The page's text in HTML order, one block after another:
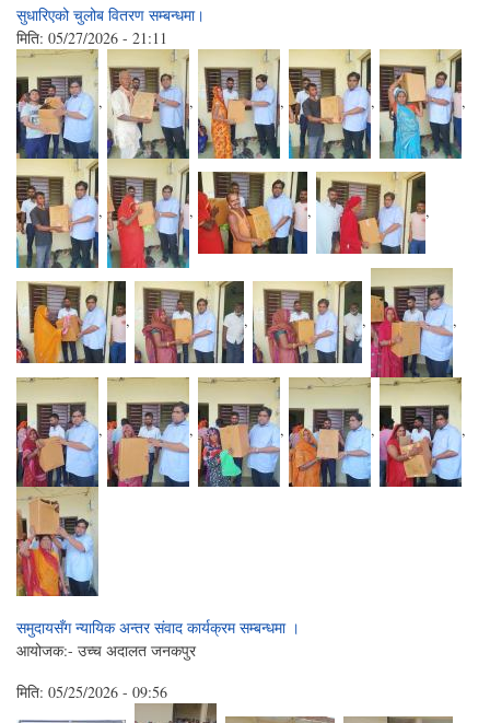
सुधारिएको चुलोब वितरण सम्बन्धमा।
मिति: 05/27/2026 - 21:11
, , , , ,
, , , ,
, , , ,
, , , , ,
समुदायसँग न्यायिक अन्तर संवाद कार्यक्रम सम्बन्धमा ।
आयोजक:- उच्च अदालत जनकपुर
मिति: 05/25/2026 - 09:56